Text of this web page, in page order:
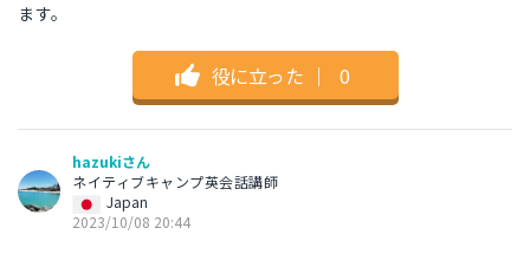
ます。
役に立った ｜ 0
hazukiさん
ネイティブキャンプ英会話講師
Japan
2023/10/08 20:44